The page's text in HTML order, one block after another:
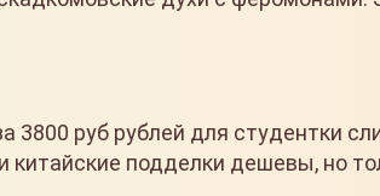
3800 руб рублей для студентки
китайские подделки дешевы, но